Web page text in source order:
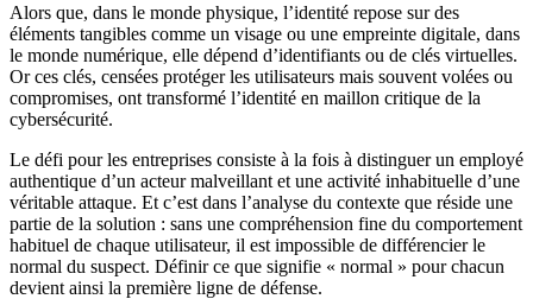
Alors que, dans le monde physique, l’identité repose sur des
éléments tangibles comme un visage ou une empreinte digitale, dans
le monde numérique, elle dépend d’identifiants ou de clés virtuelles.
Or ces clés, censées protéger les utilisateurs mais souvent volées ou
compromises, ont transformé l’identité en maillon critique de la
cybersécurité.
Le défi pour les entreprises consiste à la fois à distinguer un employé
authentique d’un acteur malveillant et une activité inhabituelle d’une
véritable attaque. Et c’est dans l’analyse du contexte que réside une
partie de la solution : sans une compréhension fine du comportement
habituel de chaque utilisateur, il est impossible de différencier le
normal du suspect. Définir ce que signifie « normal » pour chacun
devient ainsi la première ligne de défense.